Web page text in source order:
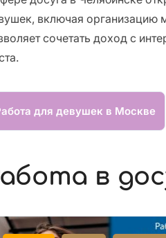
включая организацию
сочетать доход с
для девушек в Москве
в